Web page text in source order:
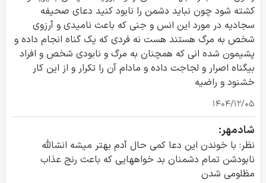
کشته شود چون نباید دشمن را نابود کنید دعای صحیفه
سجادیه در مورد این انس و جنی که باعث نامیدی و آرزوی
شخص به مرگ هستند هست نه فردی که یک گناه انجام داده و
پشیمون شده انی که همچنان به مرگ و نابودی شخص و افراد
بیگناه اصرار و لجاجت داده و مادام آن را تکرار و از این کار
خشنود و راضیه
۱۴۰۴/۱۲/۰۵
شادمهر:
نظر: با خوندن این دعا کمی حال آدم بهتر میشه انشالله
نابودشن تمام دشمنان بد خواههایی که باعث رنج عذاب
مظلومی شدن